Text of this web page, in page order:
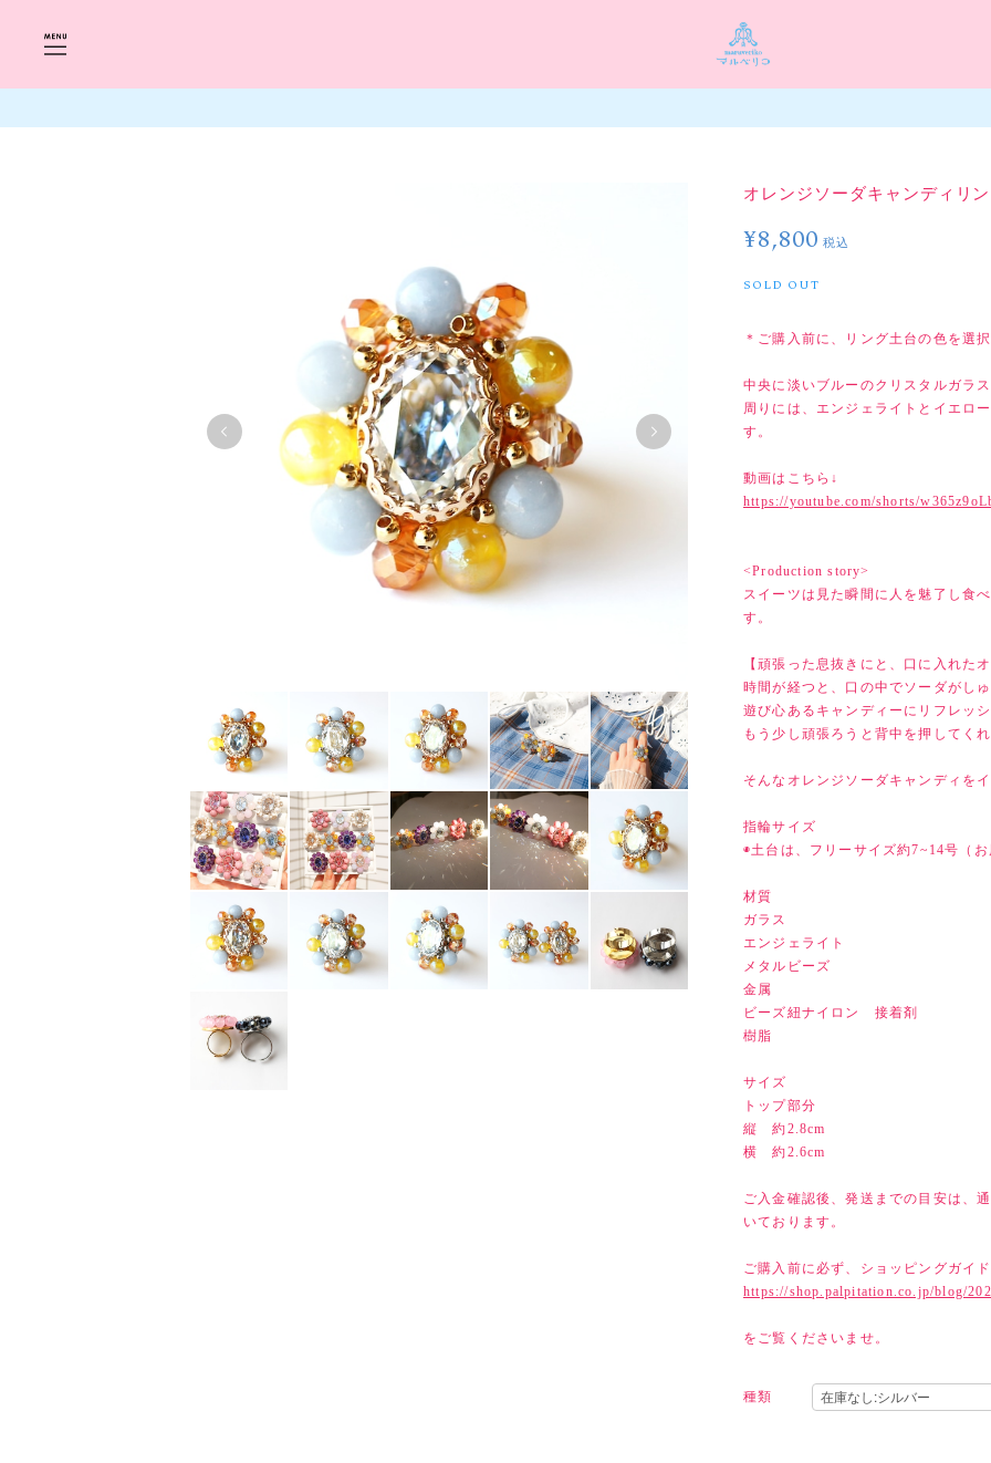
オレンジソーダキャンディリ
¥8,800 税込
SOLD OUT
＊ご購入前に、リング土台の色を選
中央に淡いブルーのクリスタルガラ
周りには、エンジェライトとイエロ
す。
動画はこちら↓
https://youtube.com/shorts/
<Production story>
スイーツは見た瞬間に人を魅了し食
す。
【頑張った息抜きにと、口に入れた
時間が経つと、口の中でソーダがし
遊び心あるキャンディーにリフレッ
もう少し頑張ろうと背中を押してく
そんなオレンジソーダキャンディを
指輪サイズ
◉土台は、フリーサイズ約7~14号（
材質
ガラス
エンジェライト
メタルビーズ
金属
ビーズ紐ナイロン 接着剤
樹脂
サイズ
トップ部分
縦 約2.8cm
横 約2.6cm
ご入金確認後、発送までの目安は、
いております。
ご購入前に必ず、ショッピングガイド
https://shop.palpitation.co.jp/blog/
をご覧くださいませ。
種類